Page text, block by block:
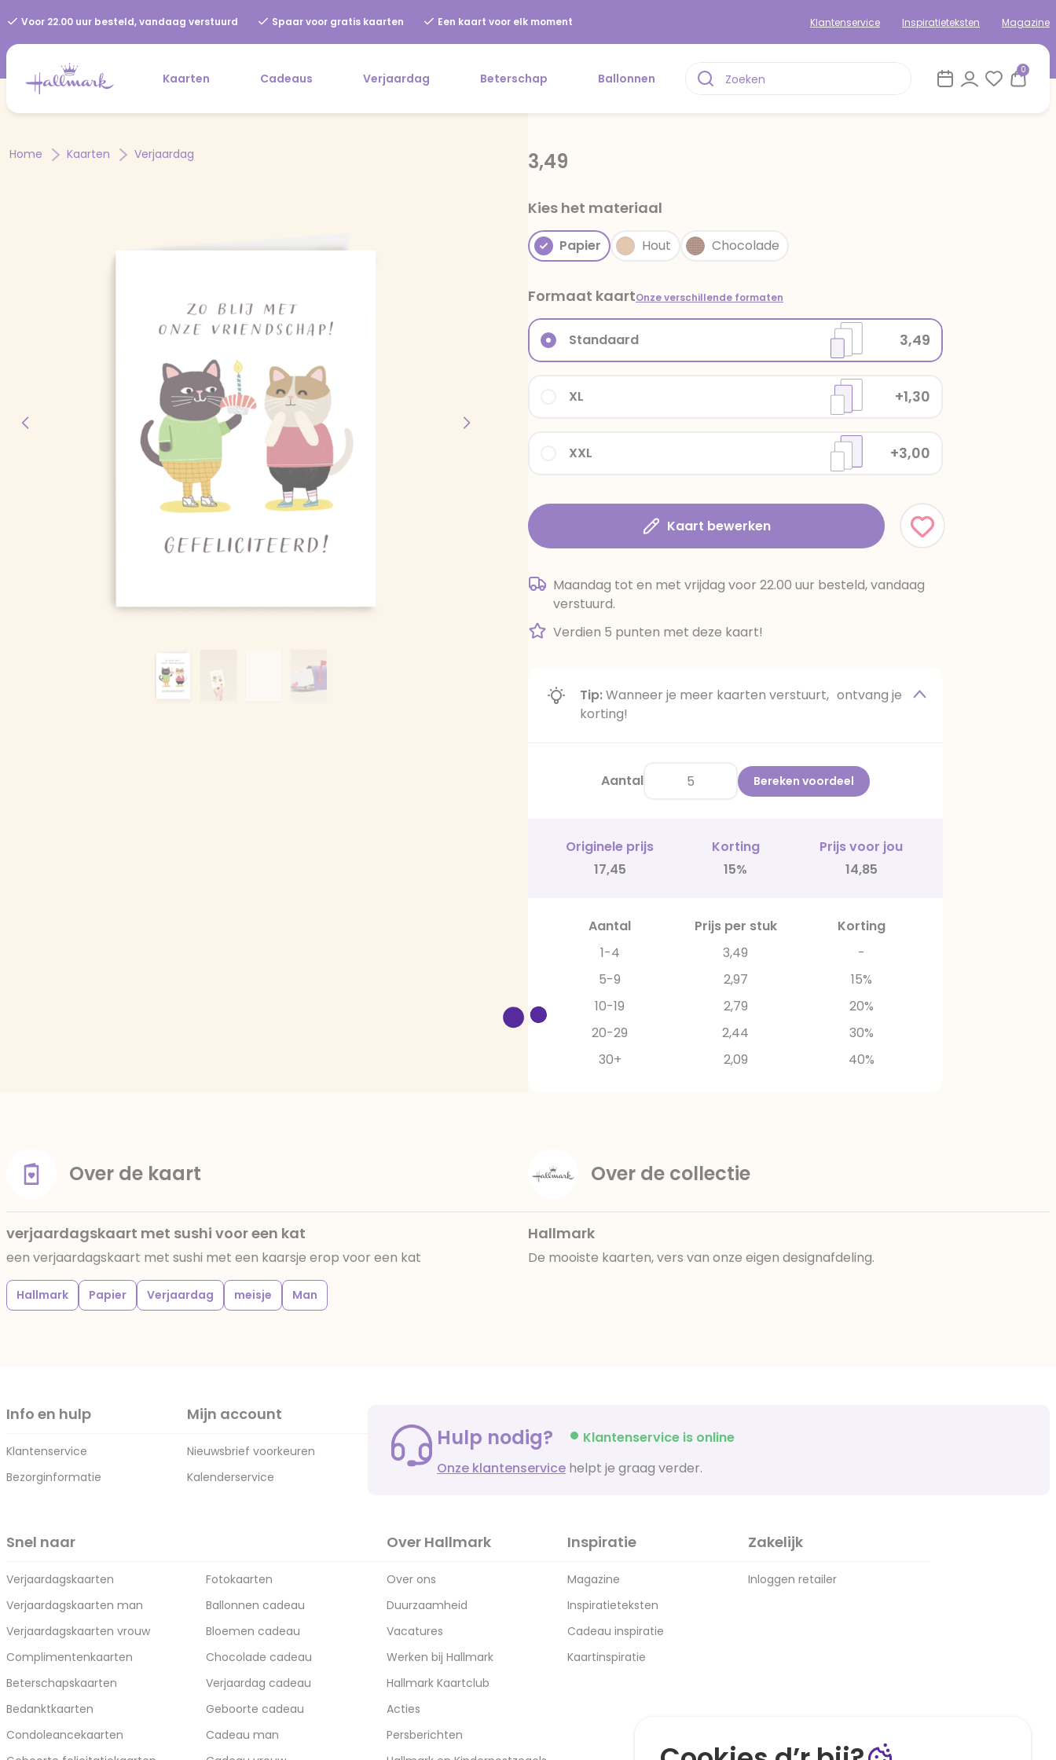
Voor 22.00 uur besteld, vandaag verstuurd Spaar voor gratis kaarten Een kaart voor elk moment Klantenservice Inspiratieteksten Magazine
Kaarten Cadeaus Verjaardag Beterschap Ballonnen
0
Home Kaarten Verjaardag 3,49
Kies het materiaal
Papier Hout Chocolade
Formaat kaartOnze verschillende formaten
XXL +3,00
XL +1,30
Standaard 3,49
Kaart bewerken
Maandag tot en met vrijdag voor 22.00 uur besteld, vandaag
verstuurd.
Verdien 5 punten met deze kaart!
Tip:Wanneer je meer kaarten verstuurt, ontvang je
korting!
Aantal Bereken voordeel
Originele prijs Korting
Prijs voor jou
17,45
15% 14,85
Aantal Prijs per stuk
Korting
1-4
3,49
-
5-9
2,97
15%
10-19
2,79
20%
20-29
2,44
30%
30+
2,09 40%
Over de kaart
verjaardagskaart met sushi voor een kat
een verjaardagskaart met sushi met een kaarsje erop voor een kat
Hallmark Papier Verjaardag meisje Man
Over de collectie
Hallmark
De mooiste kaarten, vers van onze eigen designafdeling.
Info en hulp
Klantenservice
Bezorginformatie
Mijn account
Nieuwsbrief voorkeuren
Kalenderservice
Hulp nodig?
Klantenservice is online
Onze klantenservice helpt je graag verder.
Snel naar
Verjaardagskaarten
Verjaardagskaarten man
Verjaardagskaarten vrouw
Complimentenkaarten
Beterschapskaarten
Bedanktkaarten
Condoleancekaarten
Fotokaarten
Ballonnen cadeau
Bloemen cadeau
Chocolade cadeau
Verjaardag cadeau
Geboorte cadeau
Cadeau man
Over Hallmark
Over ons
Duurzaamheid
Vacatures
Werken bij Hallmark
Hallmark Kaartclub
Acties
Persberichten
Inspiratie
Magazine
Inspiratieteksten
Cadeau inspiratie
Kaartinspiratie
Zakelijk
Inloggen retailer